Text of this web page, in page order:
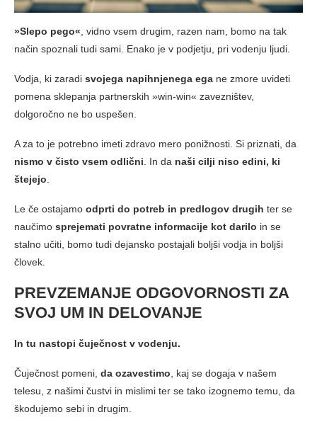
»Slepo pego« , vidno vsem drugim, razen nam, bomo na tak
način spoznali tudi sami. Enako je v podjetju, pri vodenju ljudi.
Vodja, ki zaradi svojega napihnjenega ega ne zmore uvideti
pomena sklepanja partnerskih »win-win« zavezništev,
dolgoročno ne bo uspešen.
A za to je potrebno imeti zdravo mero ponižnosti. Si priznati, da
nismo v čisto vsem odlični . In da naši cilji niso edini, ki
štejejo
Le če ostajamo odprti do potreb in predlogov drugih ter se
naučimo sprejemati povratne informacije kot darilo in se
stalno učiti, bomo tudi dejansko postajali boljši vodja in boljši
človek.
PREVZEMANJE ODGOVORNOSTI ZA
SVOJ UM IN DELOVANJE
In tu nastopi čuječnost v vodenju.
Čuječnost pomeni, da ozavestimo , kaj se dogaja v našem
telesu, z našimi čustvi in mislimi ter se tako izognemo temu, da
škodujemo sebi in drugim.